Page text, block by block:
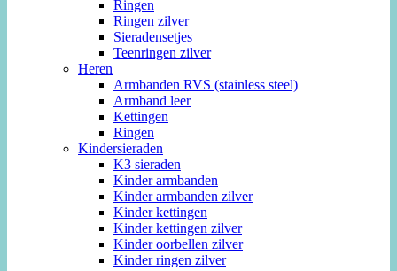
Ringen
Ringen zilver
Sieradensetjes
Teenringen zilver
Heren
Armbanden RVS (stainless steel)
Armband leer
Kettingen
Ringen
Kindersieraden
K3 sieraden
Kinder armbanden
Kinder armbanden zilver
Kinder kettingen
Kinder kettingen zilver
Kinder oorbellen zilver
Kinder ringen zilver